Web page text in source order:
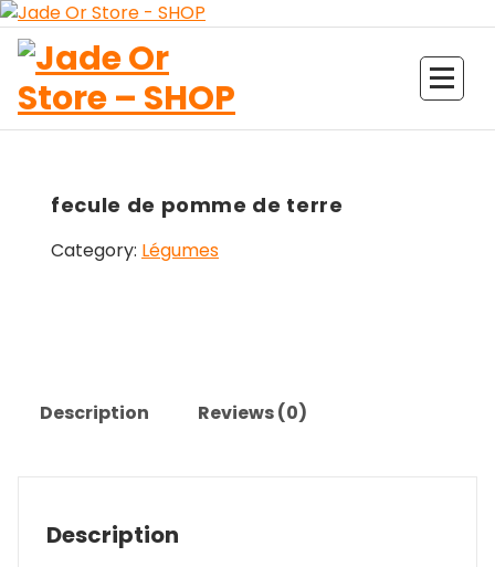
Aller
au
contenu
fecule de pomme de terre
Category: Légumes
Description Reviews (0)
Description